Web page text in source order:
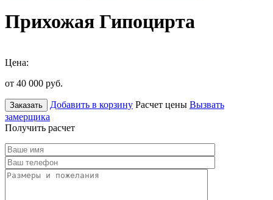
Прихожая Гипоцирта
Цена:
от 40 000 руб.
Заказать Добавить в корзину Расчет цены Вызвать
замерщика
Получить расчет